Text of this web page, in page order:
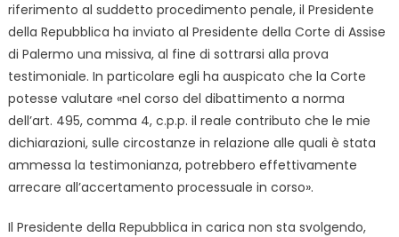
riferimento al suddetto procedimento penale, il Presidente
della Repubblica ha inviato al Presidente della Corte di Assise
di Palermo una missiva, al fine di sottrarsi alla prova
testimoniale. In particolare egli ha auspicato che la Corte
potesse valutare «nel corso del dibattimento a norma
dell’art. 495, comma 4, c.p.p. il reale contributo che le mie
dichiarazioni, sulle circostanze in relazione alle quali è stata
ammessa la testimonianza, potrebbero effettivamente
arrecare all’accertamento processuale in corso».
Il Presidente della Repubblica in carica non sta svolgendo,